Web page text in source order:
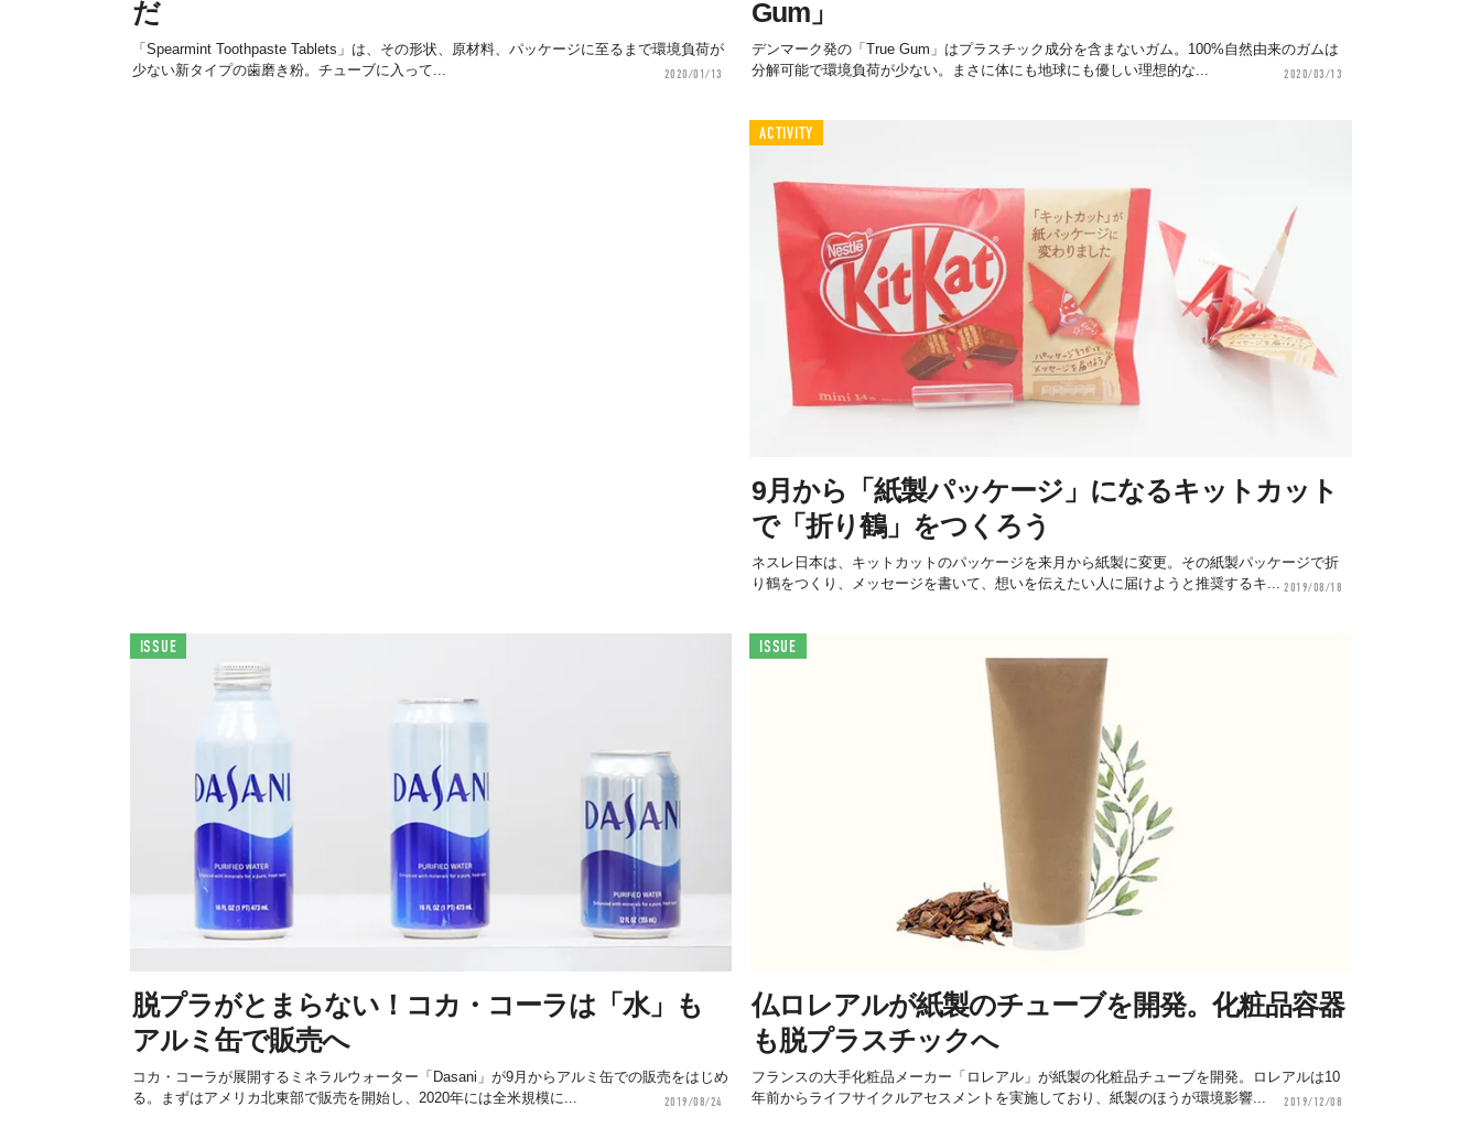
だ
「Spearmint Toothpaste Tablets」は、その形状、原材料、パッケージに至るまで環境負荷が
少ない新タイプの歯磨き粉。チューブに入って...
2020/01/13
Gum」
デンマーク発の「True Gum」はプラスチック成分を含まないガム。100%自然由来のガムは
分解可能で環境負荷が少ない。まさに体にも地球にも優しい理想的な...
2020/03/13
ACTIVITY
9月から「紙製パッケージ」になるキットカット
で「折り鶴」をつくろう
ネスレ日本は、キットカットのパッケージを来月から紙製に変更。その紙製パッケージで折
り鶴をつくり、メッセージを書いて、想いを伝えたい人に届けようと推奨するキ... 2019/08/18
ISSUE
脱プラがとまらない！コカ・コーラは「水」も
アルミ缶で販売へ
コカ・コーラが展開するミネラルウォーター「Dasani」が9月からアルミ缶での販売をはじめ
る。まずはアメリカ北東部で販売を開始し、2020年には全米規模に...
2019/08/24
ISSUE
仏ロレアルが紙製のチューブを開発。化粧品容器
も脱プラスチックへ
フランスの大手化粧品メーカー「ロレアル」が紙製の化粧品チューブを開発。ロレアルは10
年前からライフサイクルアセスメントを実施しており、紙製のほうが環境影響...
2019/12/08